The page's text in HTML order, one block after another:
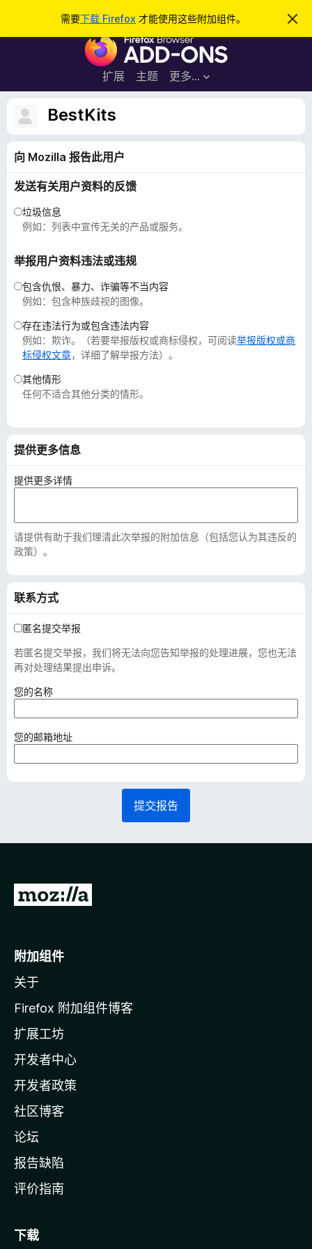
需要下载 Firefox 才能使用这些附加组件。
忽
此
F
r
e
加
扩展 主题 更多…
登录
BestKits
向 Mozilla 报告此用户
发送有关用户资料的反馈
垃圾信息
例如：列表中宣传无关的产品或服务。
举报用户资料违法或违规
包含仇恨、暴力、诈骗等不当内容
例如：包含种族歧视的图像。
存在违法行为或包含违法内容
例如：欺诈。（若要举报版权或商标侵权，可阅读举报版权或商
标侵权文章，详细了解举报方法）。
其他情形
任何不适合其他分类的情形。
提供更多信息
提供更多详情
请提供有助于我们理清此次举报的附加信息（包括您认为其违反的
政策）。
联系方式
匿名提交举报
若匿名提交举报，我们将无法向您告知举报的处理进展，您也无法
再对处理结果提出申诉。
您的名称（
填
）
您的邮箱地址（
填
提交报告
转
o
i
l
a
主
页
附加组件
关于
Firefox 附加组件博客
扩展工坊
开发者中心
开发者政策
社区博客
论坛
报告缺陷
评价指南
下载